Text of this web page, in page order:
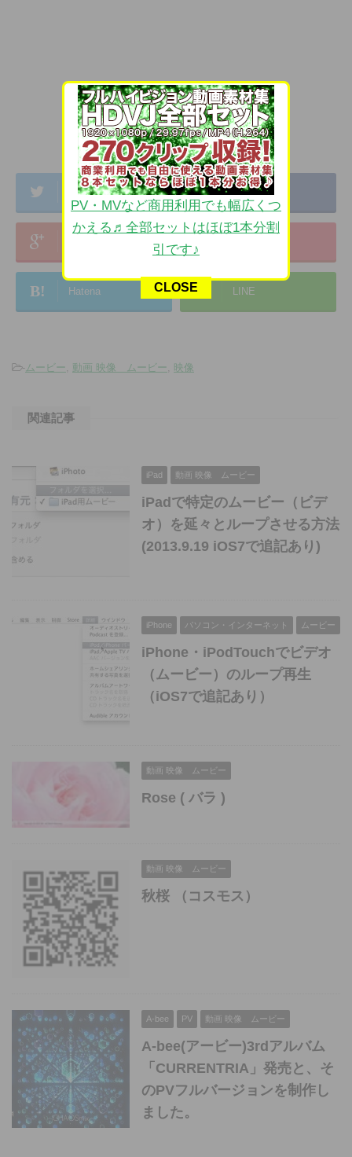
Twitter Share
B! Hatena LINE
-ムービー, 動画 映像 ムービー, 映像
関連記事
iPad 動画 映像 ムービー
iPadで特定のムービー（ビデ
オ）を延々とループさせる方法
(2013.9.19 iOS7で追記あり)
iPhone パソコン・インターネット ムービー
iPhone・iPodTouchでビデオ
（ムービー）のループ再生
（iOS7で追記あり）
動画 映像 ムービー
Rose ( バラ )
動画 映像 ムービー
秋桜 （コスモス）
A-bee PV 動画 映像 ムービー
A-bee(アービー)3rdアルバム
「CURRENTRIA」発売と、そ
のPVフルバージョンを制作し
ました。
PV・MVなど商用利用でも幅広くつ
かえる♬全部セットはほぼ1本分割
引です♪
CLOSE